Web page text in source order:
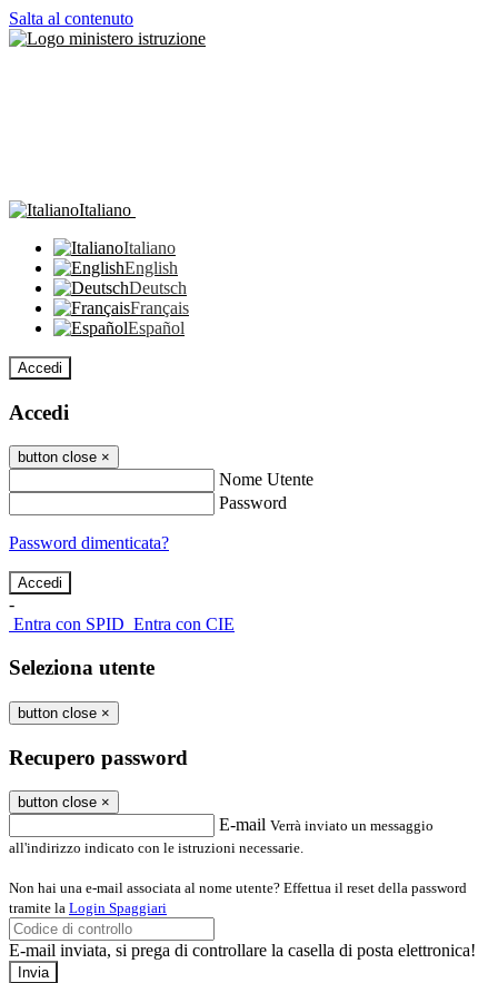
Salta al contenuto
Italiano
Italiano
English
Deutsch
Français
Español
Accedi
Accedi
button close ×
Nome Utente
Password
Password dimenticata?
-
Entra con SPID Entra con CIE
Seleziona utente
button close ×
Recupero password
button close ×
E-mail Verrà inviato un messaggio
all'indirizzo indicato con le istruzioni necessarie.
Non hai una e-mail associata al nome utente? Effettua il reset della password
tramite la Login Spaggiari
E-mail inviata, si prega di controllare la casella di posta elettronica!